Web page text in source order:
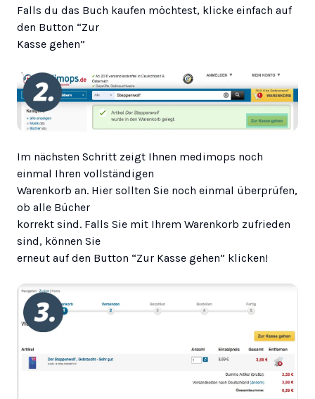
Falls du das Buch kaufen möchtest, klicke einfach auf
den Button “Zur
Kasse gehen”
Im nächsten Schritt zeigt Ihnen medimops noch
einmal Ihren vollständigen
Warenkorb an. Hier sollten Sie noch einmal überprüfen,
ob alle Bücher
korrekt sind. Falls Sie mit Ihrem Warenkorb zufrieden
sind, können Sie
erneut auf den Button “Zur Kasse gehen” klicken!